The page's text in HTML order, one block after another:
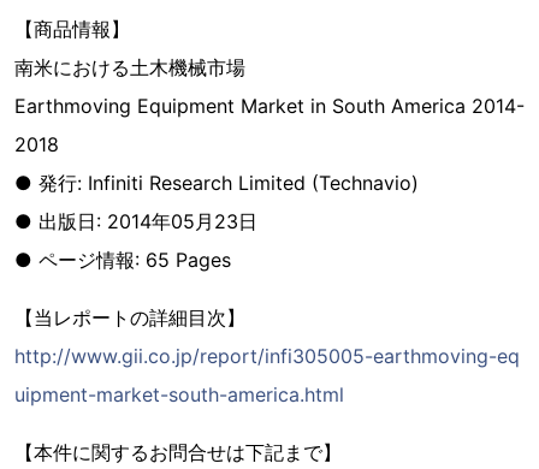
【商品情報】
南米における土木機械市場
Earthmoving Equipment Market in South America 2014-
2018
● 発行: Infiniti Research Limited (Technavio)
● 出版日: 2014年05月23日
● ページ情報: 65 Pages
【当レポートの詳細目次】
http://www.gii.co.jp/report/infi305005-earthmoving-eq
uipment-market-south-america.html
【本件に関するお問合せは下記まで】